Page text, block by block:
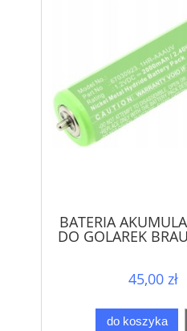
BATERIA
DO GOLAREK
45,00 zł
do koszyka